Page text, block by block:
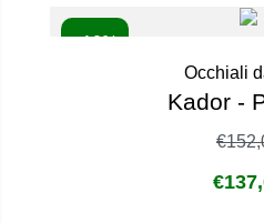
- 10%
Occhiali
Kador -
€
€